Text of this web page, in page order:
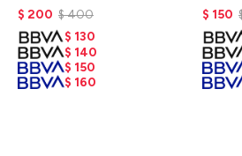
$ 200 $400
$ 130
$ 140
$ 150
$ 160
$ 150